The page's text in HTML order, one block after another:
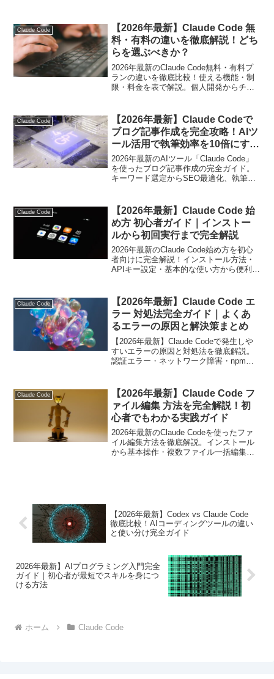
Claude Code
【2026年最新】Claude Code 無
料・有料の違いを徹底解説！どち
らを選ぶべきか？
2026年最新のClaude Code無料・有料プ
ランの違いを徹底比較！使える機能・制
限・料金を表で解説。個人開発からチー
Claude Code
【2026年最新】Claude Codeで
ブログ記事作成を完全攻略！AIツ
ール活用で執筆効率を10倍にする
方法
2026年最新のAIツール「Claude Code」
を使ったブログ記事作成の完全ガイド。
キーワード選定からSEO最適化、執筆効
Claude Code
【2026年最新】Claude Code 始
め方 初心者ガイド｜インストー
ルから初回実行まで完全解説
2026年最新のClaude Code始め方を初心
者向けに完全解説！インストール方法・
APIキー設定・基本的な使い方から便利な
Claude Code
【2026年最新】Claude Code エ
ラー 対処法完全ガイド｜よくあ
るエラーの原因と解決策まとめ
【2026年最新】Claude Codeで発生しや
すいエラーの原因と対処法を徹底解説。
認証エラー・ネットワーク障害・npm環
Claude Code
【2026年最新】Claude Code フ
ァイル編集 方法を完全解説！初
心者でもわかる実践ガイド
2026年最新のClaude Codeを使ったファ
イル編集方法を徹底解説。インストール
から基本操作・複数ファイル一括編集・
【2026年最新】Codex vs Claude Code
徹底比較！AIコーディングツールの違い
と使い分け完全ガイド
2026年最新】AIプログラミング入門完全
ガイド｜初心者が最短でスキルを身につ
ける方法
ホーム Claude Code